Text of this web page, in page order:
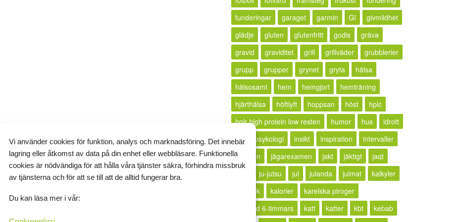
funderingar
garaget garmin GI
givmildhet
glädje
gluten glutenfritt godis
gräva
gravid
graviditet grill grillväder
grubblerier
grupp
grupper grynet gryta
hälsa
hälsosamt
hem hemgjort
hemträning
hjärthälsa
höftlyft hoppsan höst
hplc
hplr high protein low resten
humor hus
idrott
idrottspsykologi
insikt inspiration
intervaller
irritation
jägarexamen jakt jäktigt
jaqt
ju-jutsu jul julanda julmat
kalkyler
källkritik
kalorier
karelska piroger
karlstad 6-timmars
katt katter kbt
kebab
Vi använder cookies för funktion, analys och marknadsföring. Det innebär
lagring eller åtkomst av data på din enhet eller webbläsare. Funktionella
cookies är nödvändiga för att hålla våra tjänster säkra, förhindra missbruk
av tjänsterna och för att se till att de alltid fungerar bra.
Du kan läsa mer i vår: